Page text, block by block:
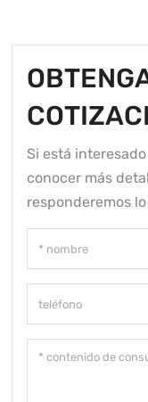
Si está
conocer más
responderemos